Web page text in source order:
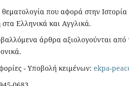
θεματολογία που αφορά στην
στα Ελληνικά και Αγγλικά.
άρθρα αξιολογούνται από
- Υποβολή κειμένων: ekpa-